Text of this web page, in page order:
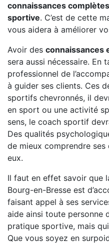
connaissances
sportive. C’est de cette
vous aidera à améliorer
Avoir des connaissances
sera aussi nécessaire. En
professionnel de
à guider ses clients. Ces
sportifs chevronnés, il
en sport ou une activité
sens, le coach sportif
Des qualités
de mieux comprendre ses
eux.
Il faut en effet savoir que
Bourg-en-Bresse est
faisant appel à ses
aide ainsi toute personne
pratique sportive, mais
Que vous soyez en